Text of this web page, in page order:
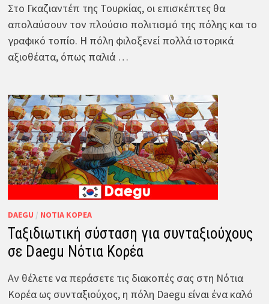
Στο Γκαζιαντέπ της Τουρκίας, οι επισκέπτες θα
απολαύσουν τον πλούσιο πολιτισμό της πόλης και το
γραφικό τοπίο. Η πόλη φιλοξενεί πολλά ιστορικά
αξιοθέατα, όπως παλιά …
DAEGU / ΝΌΤΙΑ ΚΟΡΈΑ
Ταξιδιωτική σύσταση για συνταξιούχους
σε Daegu Νότια Κορέα
Αν θέλετε να περάσετε τις διακοπές σας στη Νότια
Κορέα ως συνταξιούχος, η πόλη Daegu είναι ένα καλό